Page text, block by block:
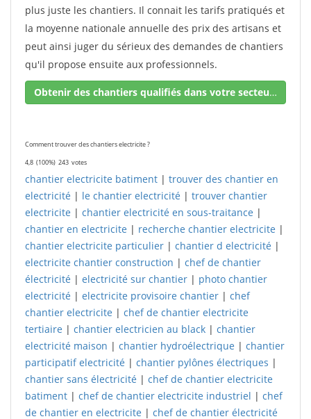
plus juste les chantiers. Il connait les tarifs pratiqués et
la moyenne nationale annuelle des prix des artisans et
peut ainsi juger du sérieux des demandes de chantiers
qu'il propose ensuite aux professionnels.
Obtenir des chantiers qualifiés dans votre secteur !
Comment trouver des chantiers electricite ?
4,8 (100%) 243 votes
chantier electricite batiment | trouver des chantier en
electricité | le chantier electricité | trouver chantier
electricite | chantier electricité en sous-traitance |
chantier en electricite | recherche chantier electricite |
chantier electricite particulier | chantier d electricité |
electricite chantier construction | chef de chantier
électricité | electricité sur chantier | photo chantier
electricité | electricite provisoire chantier | chef
chantier electricite | chef de chantier electricite
tertiaire | chantier electricien au black | chantier
electricité maison | chantier hydroélectrique | chantier
participatif electricité | chantier pylônes électriques |
chantier sans électricité | chef de chantier electricite
batiment | chef de chantier electricite industriel | chef
de chantier en electricite | chef de chantier électricité